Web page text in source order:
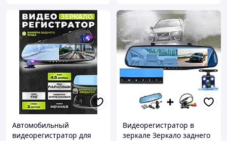
Автомобильный
видеорегистратор для
Видеорегистратор в
зеркале Зеркало заднего